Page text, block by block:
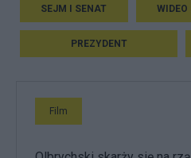
SEJM I SENAT
PREZYDENT
Film